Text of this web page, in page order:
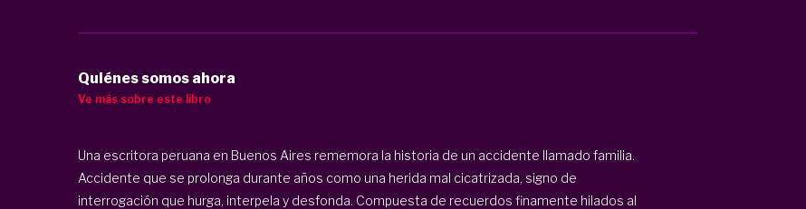
Quiénes somos ahora
Ve más sobre este libro
Una escritora peruana en Buenos Aires rememora la historia de un accidente llamado familia.
Accidente que se prolonga durante años como una herida mal cicatrizada, signo de
interrogación que hurga, interpela y desfonda. Compuesta de recuerdos finamente hilados al